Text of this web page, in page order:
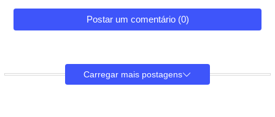
Postar um comentário (0)
Carregar mais postagens